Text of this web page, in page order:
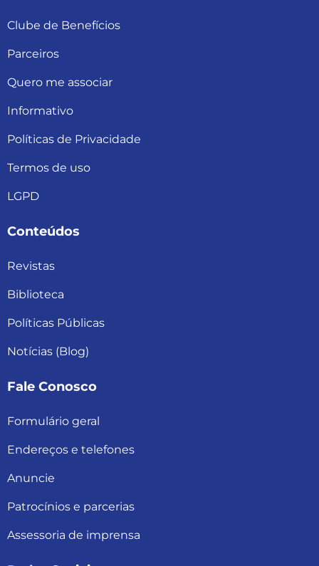
Clube de Benefícios
Parceiros
Quero me associar
Informativo
Políticas de Privacidade
Termos de uso
LGPD
Conteúdos
Revistas
Biblioteca
Políticas Públicas
Notícias (Blog)
Fale Conosco
Formulário geral
Endereços e telefones
Anuncie
Patrocínios e parcerias
Assessoria de imprensa